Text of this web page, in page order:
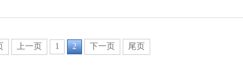
上一页 1 2 下一页 尾页